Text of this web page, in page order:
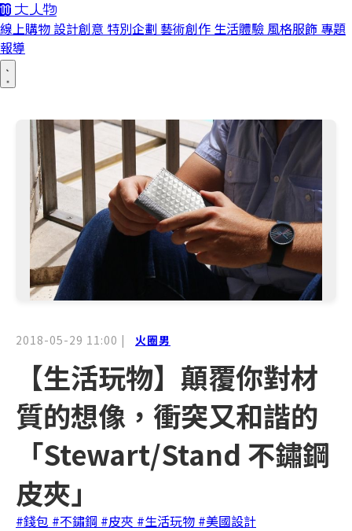
線上購物 設計創意 特別企劃 藝術創作 生活體驗 風格服飾 專題
報導
2018-05-29 11:00 | 火圈男
【生活玩物】顛覆你對材
質的想像，衝突又和諧的
「Stewart/Stand 不鏽鋼
皮夾」
#錢包 #不鏽鋼 #皮夾 #生活玩物 #美國設計